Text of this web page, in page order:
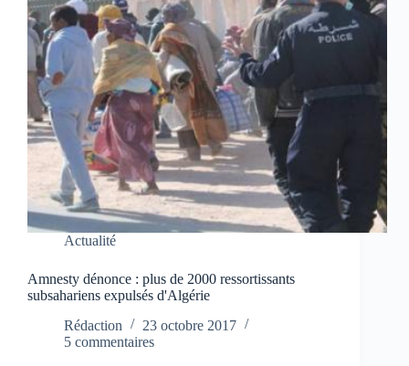
Actualité
Amnesty dénonce : plus de 2000 ressortissants
subsahariens expulsés d'Algérie
Rédaction
23 octobre 2017
5 commentaires